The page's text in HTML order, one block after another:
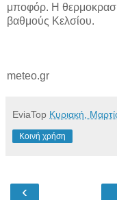
μποφόρ. Η
βαθμούς Κελσίου.
meteo.gr
EviaTop Κυριακή,
Κοινή χρήση
‹